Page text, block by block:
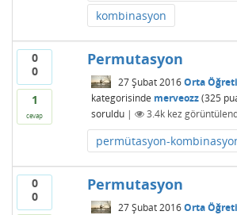
kombinasyon
0
0
1
cevap
Permutasyon
27 Şubat 2016 Orta
kategorisinde merveozz (325
soruldu | 3.4kkez
permütasyon-
0
0
Permutasyon
27 Şubat 2016 Orta